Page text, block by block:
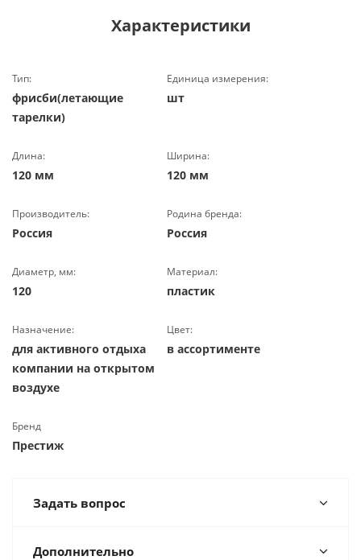
Характеристики
Тип:
фрисби(летающие
тарелки)
Единица измерения:
шт
Длина:
120 мм
Ширина:
120 мм
Производитель:
Россия
Родина бренда:
Россия
Диаметр, мм:
120
Материал:
пластик
Назначение:
для активного отдыха
компании на открытом
воздухе
Цвет:
в ассортименте
Бренд
Престиж
Задать вопрос
Дополнительно